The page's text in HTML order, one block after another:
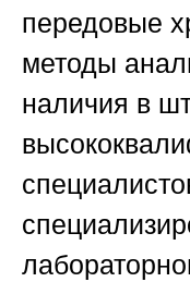
передовые
методы
наличия в